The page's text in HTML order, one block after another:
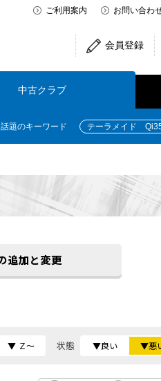
ご利用案内 お問い合わ
会員登録
中古クラブ
話題のキーワード テーラメイド
▼ Ｚ～ 状態 ▼良い ▼悪